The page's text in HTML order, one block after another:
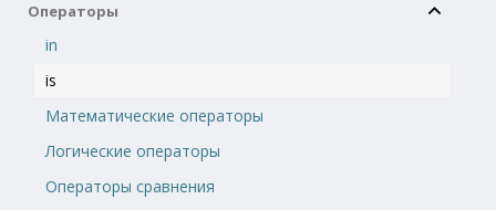
Операторы
in
is
Математические операторы
Логические операторы
Операторы сравнения